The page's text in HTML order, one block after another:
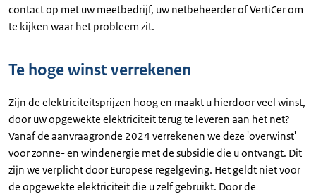
contact op met uw meetbedrijf, uw netbeheerder of VertiCer om
te kijken waar het probleem zit.
Te hoge winst verrekenen
Zijn de elektriciteitsprijzen hoog en maakt u hierdoor veel winst,
door uw opgewekte elektriciteit terug te leveren aan het net?
Vanaf de aanvraagronde 2024 verrekenen we deze 'overwinst'
voor zonne- en windenergie met de subsidie die u ontvangt. Dit
zijn we verplicht door Europese regelgeving. Het geldt niet voor
de opgewekte elektriciteit die u zelf gebruikt. Door de